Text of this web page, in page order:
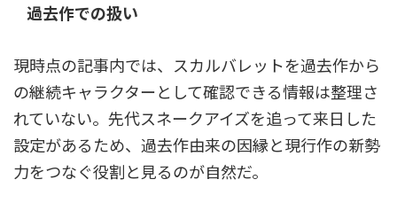
過去作での扱い
現時点の記事内では、スカルバレットを過去作から
の継続キャラクターとして確認できる情報は整理さ
れていない。先代スネークアイズを追って来日した
設定があるため、過去作由来の因縁と現行作の新勢
力をつなぐ役割と見るのが自然だ。